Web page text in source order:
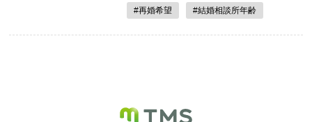
#再婚希望 #結婚相談所年齢